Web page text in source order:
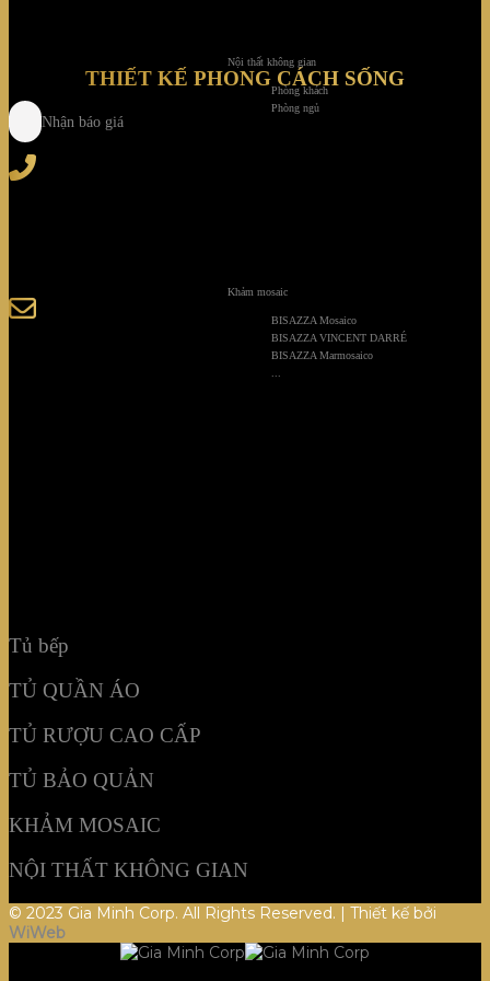
Nội thất không gian
Phòng khách
Phòng ngủ
Khảm mosaic
BISAZZA Mosaico
BISAZZA VINCENT DARRÉ
BISAZZA Marmosaico
THIẾT KẾ PHONG CÁCH SỐNG
Nhận báo giá
Tủ bếp
TỦ QUẦN ÁO
TỦ RƯỢU CAO CẤP
TỦ BẢO QUẢN
KHẢM MOSAIC
NỘI THẤT KHÔNG GIAN
© 2023 Gia Minh Corp. All Rights Reserved. | Thiết kế bởi
WiWeb